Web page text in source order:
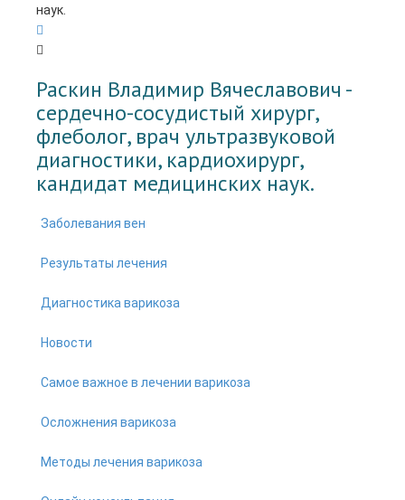
Раскин Владимир Вячеславович -
cердечно-сосудистый хирург,
флеболог, врач ультразвуковой
диагностики, кардиохирург,
кандидат медицинских наук.
Заболевания вен
Результаты лечения
Диагностика варикоза
Новости
Самое важное в лечении варикоза
Осложнения варикоза
Методы лечения варикоза